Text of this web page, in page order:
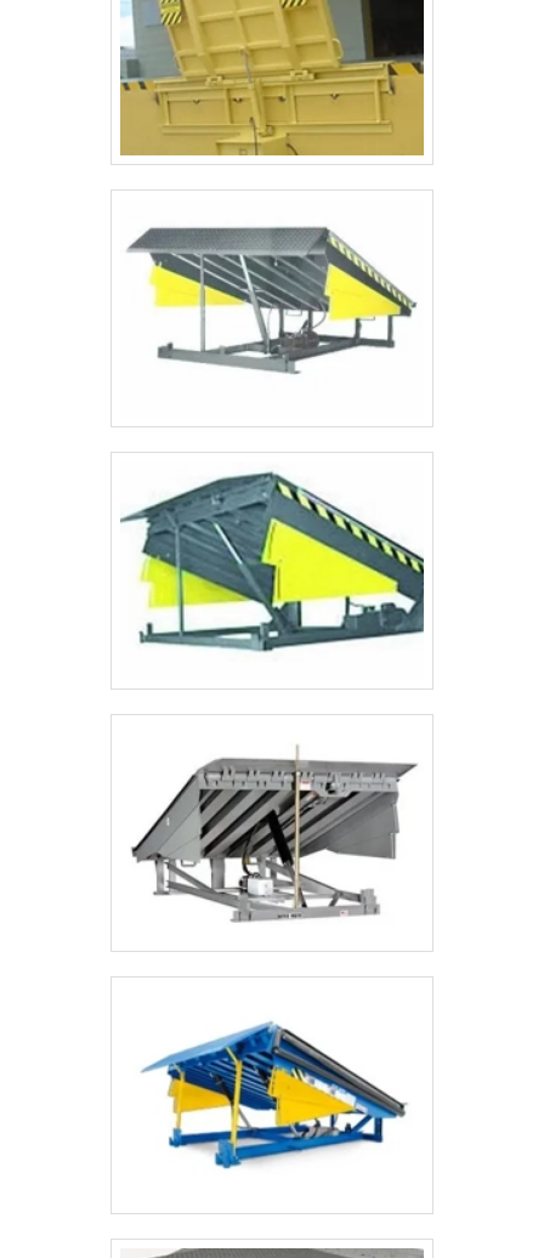
falado e outras coisas mais são a razão pela
qual a ASL Equipamentos é inovadora quando
falamos do segmento de máquinas, serviços
de fornecimento de equipamentos e peças
para trabalho em altura. A empresa objetiva o
que há de melhor para fidelizar os clientes. O
quadro de colaboradores é formado por
seu contato para tirar todas as suas dúvidas e
melhor atender. REFERÊNCIA DE
QUALIDADE NO SEGMENTO Apenas na
ASL Equipamentos é possível encontrar a
solução para quem busca máquinas, serviços
para trabalho em altura. Os clientes encontram
trabalho e plataformas elevatórias móveis de
trabalho com ótima qualidade e proteção. Com
o objetivo de trazer a satisfação a todos os
clientes, a empresa entende que seu melhor
destaque é conquistar a confiança de cada
um. Tudo isso só é possível através do
despontado no mercado pela seriedade e
qualidade, que fecham todo o ciclo de entrega
com excelência para seus parceiros. Aproveite
a visita para acessar o site e saber mais sobre
a empresa, os serviços e os produtos.